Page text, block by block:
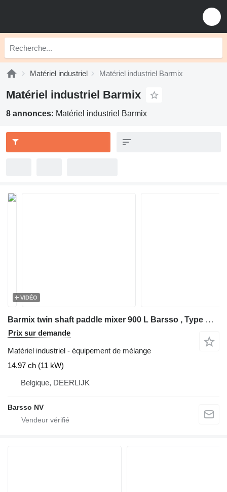
Matériel industriel Matériel industriel Barmix
Matériel industriel Barmix
8 annonces: Matériel industriel Barmix
VIDÉO
Barmix twin shaft paddle mixer 900 L Barsso , Type Barmix 900
Prix sur demande
Matériel industriel - équipement de mélange
14.97 ch (11 kW)
Belgique, DEERLIJK
Barsso NV